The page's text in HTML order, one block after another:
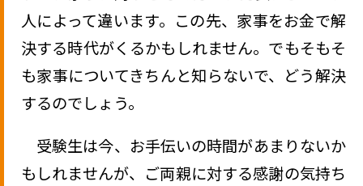
人によって違います。この先、家事をお金で解
決する時代がくるかもしれません。でもそもそ
も家事についてきちんと知らないで、どう解決
するのでしょう。
受験生は今、お手伝いの時間があまりないか
もしれませんが、ご両親に対する感謝の気持ち